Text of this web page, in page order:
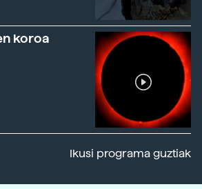
koroa
Ikusi programa guztiak